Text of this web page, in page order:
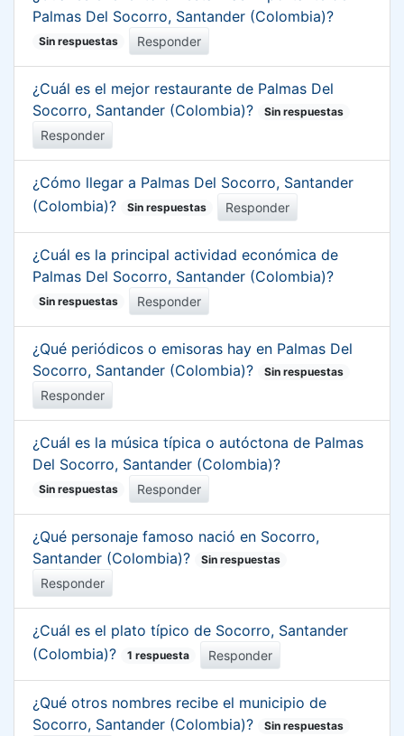
Palmas Del Socorro, Santander (Colombia)?
Sin respuestas Responder
¿Cuál es el mejor restaurante de Palmas Del
Socorro, Santander (Colombia)?
Sin respuestas
Responder
¿Cómo llegar a Palmas Del Socorro, Santander
(Colombia)?
Sin respuestas Responder
¿Cuál es la principal actividad económica de
Palmas Del Socorro, Santander (Colombia)?
Sin respuestas Responder
¿Qué periódicos o emisoras hay en Palmas Del
Socorro, Santander (Colombia)?
Sin respuestas
Responder
¿Cuál es la música típica o autóctona de Palmas
Del Socorro, Santander (Colombia)?
Sin respuestas Responder
¿Qué personaje famoso nació en Socorro,
Santander (Colombia)?
Sin respuestas
Responder
¿Cuál es el plato típico de Socorro, Santander
(Colombia)?
1 respuesta Responder
¿Qué otros nombres recibe el municipio de
Socorro, Santander (Colombia)?
Sin respuestas